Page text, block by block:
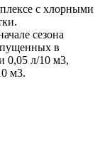
с хлорными
сезона
в
0,05 л/10 м3,
м3.